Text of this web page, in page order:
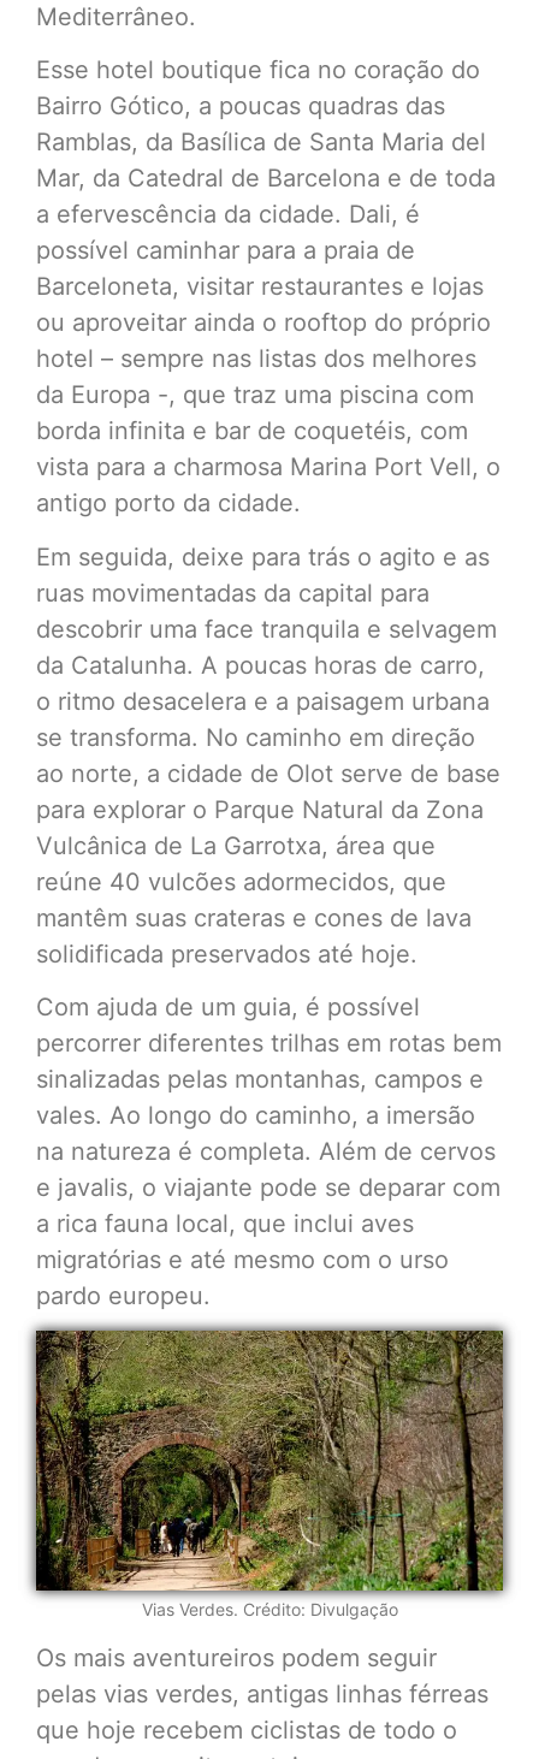
Mediterrâneo.
Esse hotel boutique fica no coração do
Bairro Gótico, a poucas quadras das
Ramblas, da Basílica de Santa Maria del
Mar, da Catedral de Barcelona e de toda
a efervescência da cidade. Dali, é
possível caminhar para a praia de
Barceloneta, visitar restaurantes e lojas
ou aproveitar ainda o rooftop do próprio
hotel – sempre nas listas dos melhores
da Europa -, que traz uma piscina com
borda infinita e bar de coquetéis, com
vista para a charmosa Marina Port Vell, o
antigo porto da cidade.
Em seguida, deixe para trás o agito e as
ruas movimentadas da capital para
descobrir uma face tranquila e selvagem
da Catalunha. A poucas horas de carro,
o ritmo desacelera e a paisagem urbana
se transforma. No caminho em direção
ao norte, a cidade de Olot serve de base
para explorar o Parque Natural da Zona
Vulcânica de La Garrotxa, área que
reúne 40 vulcões adormecidos, que
mantêm suas crateras e cones de lava
solidificada preservados até hoje.
Com ajuda de um guia, é possível
percorrer diferentes trilhas em rotas bem
sinalizadas pelas montanhas, campos e
vales. Ao longo do caminho, a imersão
na natureza é completa. Além de cervos
e javalis, o viajante pode se deparar com
a rica fauna local, que inclui aves
migratórias e até mesmo com o urso
pardo europeu.
Vias Verdes. Crédito: Divulgação
Os mais aventureiros podem seguir
pelas vias verdes, antigas linhas férreas
que hoje recebem ciclistas de todo o